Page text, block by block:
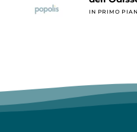
IN PRIMO